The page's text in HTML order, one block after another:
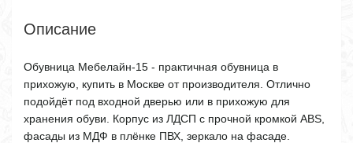
Описание
Обувница Мебелайн-15 - практичная обувница в
прихожую, купить в Москве от производителя. Отлично
подойдёт под входной дверью или в прихожую для
хранения обуви. Корпус из ЛДСП с прочной кромкой ABS,
фасады из МДФ в плёнке ПВХ, зеркало на фасаде.